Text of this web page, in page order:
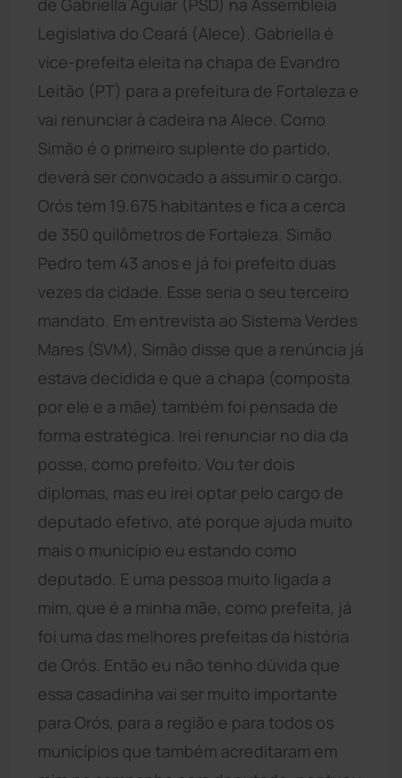
Legislativa do Ceará (Alece). Gabriella é
vice-prefeita eleita na chapa de Evandro
Leitão (PT) para a prefeitura de Fortaleza e
vai renunciar à cadeira na Alece. Como
Simão é o primeiro suplente do partido,
deverá ser convocado a assumir o cargo.
Orós tem 19.675 habitantes e fica a cerca
de 350 quilômetros de Fortaleza. Simão
Pedro tem 43 anos e já foi prefeito duas
vezes da cidade. Esse seria o seu terceiro
mandato. Em entrevista ao Sistema Verdes
Mares (SVM), Simão disse que a renúncia já
estava decidida e que a chapa (composta
por ele e a mãe) também foi pensada de
forma estratégica. Irei renunciar no dia da
posse, como prefeito. Vou ter dois
diplomas, mas eu irei optar pelo cargo de
deputado efetivo, até porque ajuda muito
mais o município eu estando como
deputado. E uma pessoa muito ligada a
mim, que é a minha mãe, como prefeita, já
foi uma das melhores prefeitas da história
de Orós. Então eu não tenho dúvida que
essa casadinha vai ser muito importante
para Orós, para a região e para todos os
municípios que também acreditaram em